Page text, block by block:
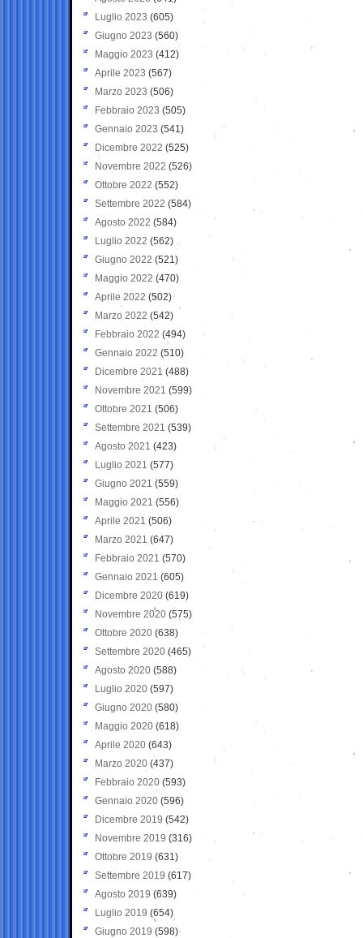
Luglio 2023 (605)
Giugno 2023 (560)
Maggio 2023 (412)
Aprile 2023 (567)
Marzo 2023 (506)
Febbraio 2023 (505)
Gennaio 2023 (541)
Dicembre 2022 (525)
Novembre 2022 (526)
Ottobre 2022 (552)
Settembre 2022 (584)
Agosto 2022 (584)
Luglio 2022 (562)
Giugno 2022 (521)
Maggio 2022 (470)
Aprile 2022 (502)
Marzo 2022 (542)
Febbraio 2022 (494)
Gennaio 2022 (510)
Dicembre 2021 (488)
Novembre 2021 (599)
Ottobre 2021 (506)
Settembre 2021 (539)
Agosto 2021 (423)
Luglio 2021 (577)
Giugno 2021(559)
Maggio 2021 (556)
Aprile 2021 (506)
Marzo 2021 (647)
Febbraio 2021 (570)
Gennaio 2021 (605)
Dicembre 2020 (619)
Novembre 2020 (575)
Ottobre 2020 (638)
Settembre 2020(465)
Agosto 2020 (588)
Luglio 2020 (597)
Giugno 2020 (580)
Maggio 2020 (618)
Aprile 2020 (643)
Marzo 2020 (437)
Febbraio 2020 (593)
Gennaio 2020 (596)
Dicembre 2019 (542)
Novembre 2019 (316)
Ottobre 2019 (631)
Settembre 2019 (617)
Agosto 2019 (639)
Luglio 2019 (654)
Giugno 2019 (598)